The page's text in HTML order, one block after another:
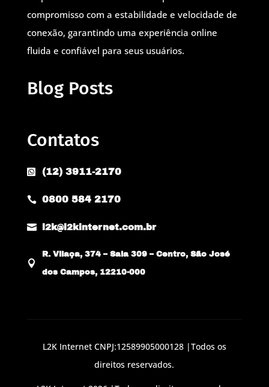
compromisso com a estabilidade e velocidade de
conexão, garantindo uma experiência online
fluida e confiável para seus usuários.
Blog Posts
Contatos
 (12) 3911-2170
 0800 584 2170
 l2k@l2kinternet.com.br

R. Vilaça, 374 – Sala 309 – Centro, São José
dos Campos, 12210-000
L2K Internet CNPJ:12589905000128 |Todos os
direitos reservados.